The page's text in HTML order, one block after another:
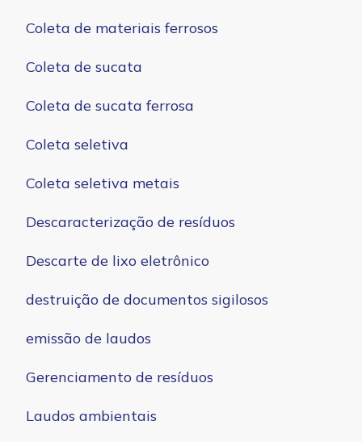
Coleta de materiais ferrosos
Coleta de sucata
Coleta de sucata ferrosa
Coleta seletiva
Coleta seletiva metais
Descaracterização de resíduos
Descarte de lixo eletrônico
destruição de documentos sigilosos
emissão de laudos
Gerenciamento de resíduos
Laudos ambientais